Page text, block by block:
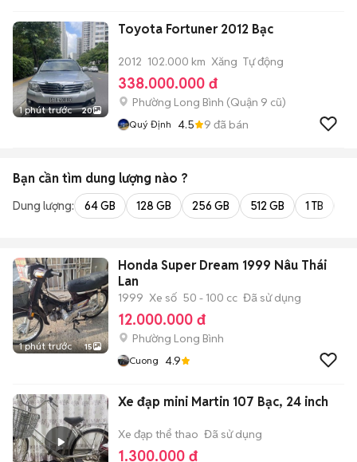
1 phút trước 20
Toyota Fortuner 2012 Bạc
2012 102.000 km Xăng Tự động
338.000.000 đ
Phường Long Bình (Quận 9 cũ)
Quý Định 4.5 9 đã bán
Bạn cần tìm dung lượng nào ?
Dung lượng: 64 GB 128 GB 256 GB 512 GB 1 TB
1 phút trước 15
Honda Super Dream 1999 Nâu Thái
Lan
1999 Xe số 50 - 100 cc Đã sử dụng
12.000.000 đ
Phường Long Bình
Cuong 4.9
Xe đạp mini Martin 107 Bạc, 24 inch
Xe đạp thể thao Đã sử dụng
1.300.000 đ